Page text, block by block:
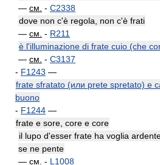
— см. - C2338
dove non c'è regola, non c'è frati
— см. - R211
è l'illuminazione di frate cuio (che
— см. - C3137
- F1243 —
frate sfratato (или prete spretato) e
buono
- F1244 —
frate e sore, core e core
il lupo d'esser frate ha voglia
se ne pente
— см. - L1008